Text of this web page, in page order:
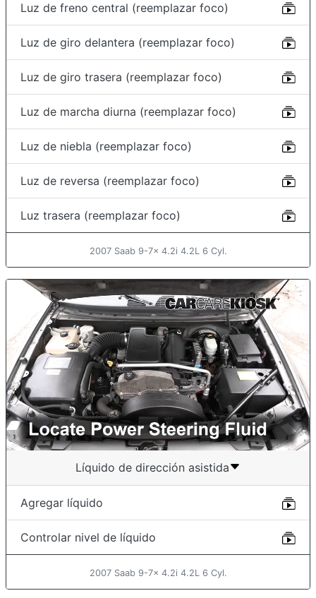
Luz de freno central (reemplazar foco)
Luz de giro delantera (reemplazar foco)
Luz de giro trasera (reemplazar foco)
Luz de marcha diurna (reemplazar foco)
Luz de niebla (reemplazar foco)
Luz de reversa (reemplazar foco)
Luz trasera (reemplazar foco)
2007 Saab 9-7x 4.2i 4.2L 6 Cyl.
Líquido de dirección asistida
Agregar líquido
Controlar nivel de líquido
2007 Saab 9-7x 4.2i 4.2L 6 Cyl.